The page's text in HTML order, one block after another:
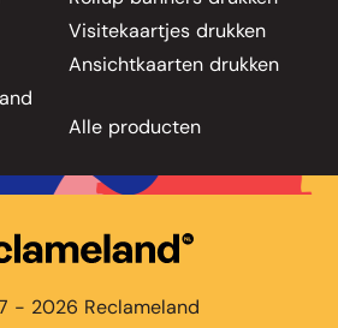
Visitekaartjes drukken
Ansichtkaarten drukken
Alle producten
- 2026 Reclameland